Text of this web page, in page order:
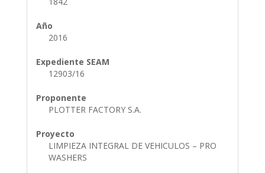
Año
2016
Expediente SEAM
12903/16
Proponente
PLOTTER FACTORY S.A.
Proyecto
LIMPIEZA INTEGRAL DE VEHICULOS – PRO
WASHERS